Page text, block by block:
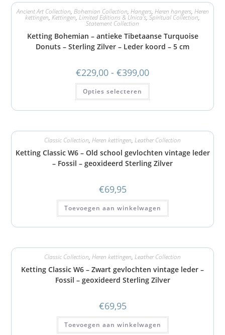
Ancient Art Collection, Bohemian Collection, Hangers, Heren hangers, Heren
kettingen, Kettingen, Limited Editions & Unica's, Spiritual Collection,
Statement Collection
Ketting Bohemian – antieke Tibetaanse Turquoise
Donuts – Sterling Zilver – Leder koord – 5 cm
€229,00 - €399,00
Opties selecteren
Classic Collection, Heren kettingen, Leather Collection
Ketting Classic W6 – Old school gevlochten vintage leder
– Fossil – geoxideerd Sterling Zilver
€69,95
Toevoegen aan winkelwagen
Classic Collection, Heren kettingen, Leather Collection
Ketting Classic W6 – Zwart gevlochten vintage leder –
Fossil – geoxideerd Sterling Zilver
€69,95
Toevoegen aan winkelwagen